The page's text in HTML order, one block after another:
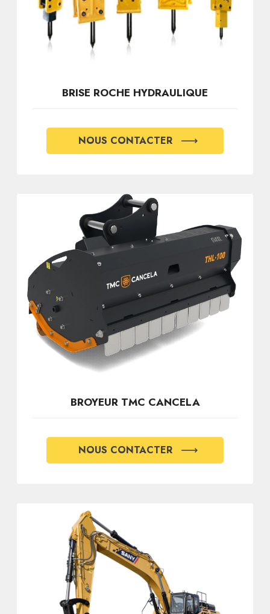
BRISE ROCHE HYDRAULIQUE
NOUS CONTACTER
BROYEUR TMC CANCELA
NOUS CONTACTER